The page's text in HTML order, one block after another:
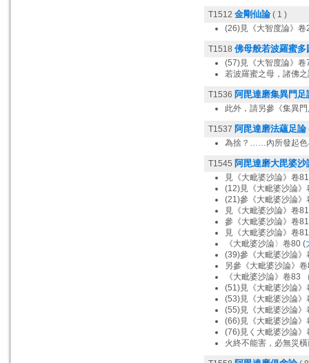
T1512 金剛仙論 ( 1 )
(26)見《大智度論》卷
T1518 佛母般若波羅蜜多
(57)見《大智度論》卷
若波羅蜜之母，諸佛
T1536 阿毘達磨集異門足
此外，請另參《集異
T1537 阿毘達磨法蘊足論
為捨？……內所發起
T1545 阿毘達磨大毘婆沙
見《大毗婆沙論》卷
(12)見《大毗婆沙論》
(21)參《大毗婆沙論》
見《大毗婆沙論》卷
參《大毗婆沙論》卷
見《大毗婆沙論》卷
《大毗婆沙論〉卷80 (
(39)參《大毗婆沙論》
另參《大毗婆沙論》
《大毗婆沙論》卷83
(51)見《大毗婆沙論》
(53)見《大毗婆沙論》
(55)見《大毗婆沙論》
(66)見《大毗婆沙論》
(76)見く大毗婆沙論》
火終不能害，必無災